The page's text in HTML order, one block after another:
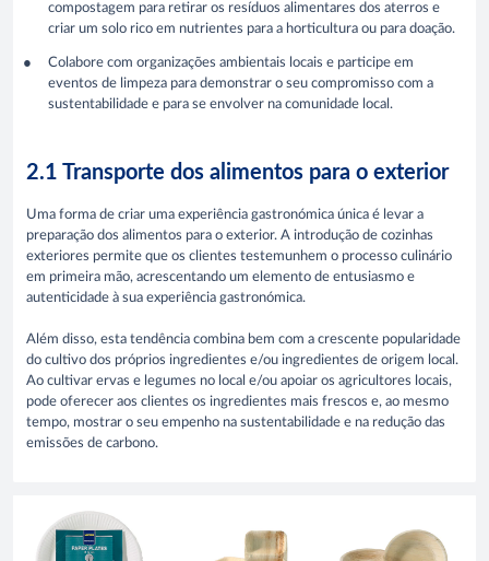
compostagem para retirar os resíduos alimentares dos aterros e
criar um solo rico em nutrientes para a horticultura ou para doação.
Colabore com organizações ambientais locais e participe em
eventos de limpeza para demonstrar o seu compromisso com a
sustentabilidade e para se envolver na comunidade local.
2.1 Transporte dos alimentos para o exterior
Uma forma de criar uma experiência gastronómica única é levar a
preparação dos alimentos para o exterior. A introdução de cozinhas
exteriores permite que os clientes testemunhem o processo culinário
em primeira mão, acrescentando um elemento de entusiasmo e
autenticidade à sua experiência gastronómica.
Além disso, esta tendência combina bem com a crescente popularidade
do cultivo dos próprios ingredientes e/ou ingredientes de origem local.
Ao cultivar ervas e legumes no local e/ou apoiar os agricultores locais,
pode oferecer aos clientes os ingredientes mais frescos e, ao mesmo
tempo, mostrar o seu empenho na sustentabilidade e na redução das
emissões de carbono.